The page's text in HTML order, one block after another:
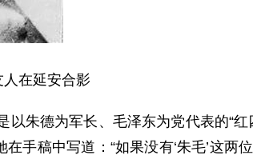
在延安合影
朱德为军长、毛泽东为党代表的“红
手稿中写道：“如果没有‘朱毛’这两